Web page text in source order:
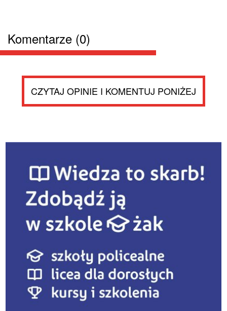
Komentarze (0)
CZYTAJ OPINIE I KOMENTUJ PONIŻEJ